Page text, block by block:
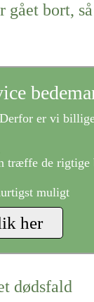
bort,
er vi
træffe de rigtige
muligt
dødsfald